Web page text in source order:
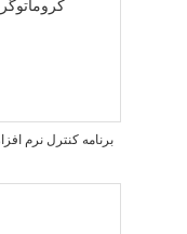
برنامه کنترل نرم